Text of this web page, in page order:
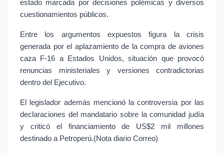
estado marcada por decisiones polémicas y diversos
cuestionamientos públicos.
Entre los argumentos expuestos figura la crisis
generada por el aplazamiento de la compra de aviones
caza F-16 a Estados Unidos, situación que provocó
renuncias ministeriales y versiones contradictorias
dentro del Ejecutivo.
El legislador además mencionó la controversia por las
declaraciones del mandatario sobre la comunidad judía
y criticó el financiamiento de US$2 mil millones
destinado a Petroperú.(Nota diario Correo)